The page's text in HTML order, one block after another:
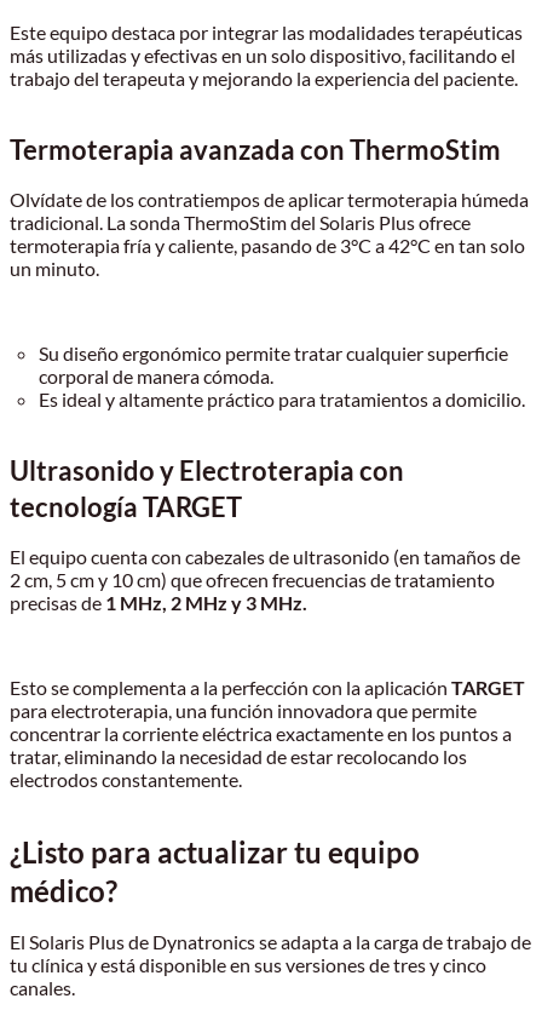
Este equipo destaca por integrar las modalidades terapéuticas
más utilizadas y efectivas en un solo dispositivo, facilitando el
trabajo del terapeuta y mejorando la experiencia del paciente.
Termoterapia avanzada con ThermoStim
Olvídate de los contratiempos de aplicar termoterapia húmeda
tradicional. La sonda ThermoStim del Solaris Plus ofrece
termoterapia fría y caliente, pasando de 3°C a 42°C en tan solo
un minuto.
Su diseño ergonómico permite tratar cualquier superficie
corporal de manera cómoda.
Es ideal y altamente práctico para tratamientos a domicilio.
Ultrasonido y Electroterapia con
tecnología TARGET
El equipo cuenta con cabezales de ultrasonido (en tamaños de
2 cm, 5 cm y 10 cm) que ofrecen frecuencias de tratamiento
precisas de 1 MHz, 2 MHz y 3 MHz.
Esto se complementa a la perfección con la aplicación TARGET
para electroterapia, una función innovadora que permite
concentrar la corriente eléctrica exactamente en los puntos a
tratar, eliminando la necesidad de estar recolocando los
electrodos constantemente.
¿Listo para actualizar tu equipo
médico?
El Solaris Plus de Dynatronics se adapta a la carga de trabajo de
tu clínica y está disponible en sus versiones de tres y cinco
canales.